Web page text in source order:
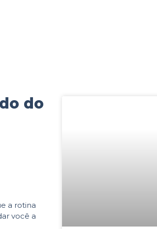
do
a rotina
você a